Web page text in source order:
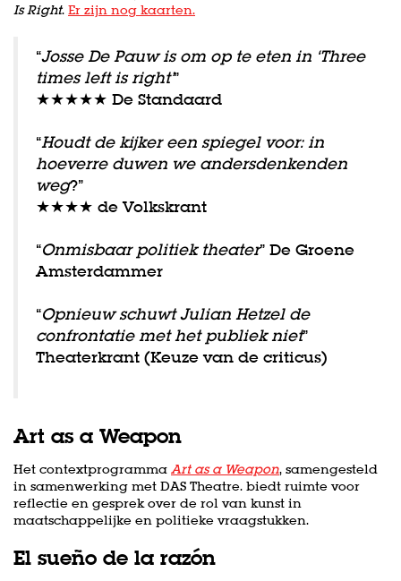
Is Right. Er zijn nog kaarten.
“Josse De Pauw is om op te eten in ‘Three
times left is right’”
★★★★★ De Standaard
“Houdt de kijker een spiegel voor: in
hoeverre duwen we andersdenkenden
weg?”
★★★★ de Volkskrant
“Onmisbaar politiek theater” De Groene
Amsterdammer
“Opnieuw schuwt Julian Hetzel de
confrontatie met het publiek niet”
Theaterkrant (Keuze van de criticus)
Art as a Weapon
Het contextprogramma Art as a Weapon, samengesteld
in samenwerking met DAS Theatre. biedt ruimte voor
reflectie en gesprek over de rol van kunst in
maatschappelijke en politieke vraagstukken.
El sueño de la razón